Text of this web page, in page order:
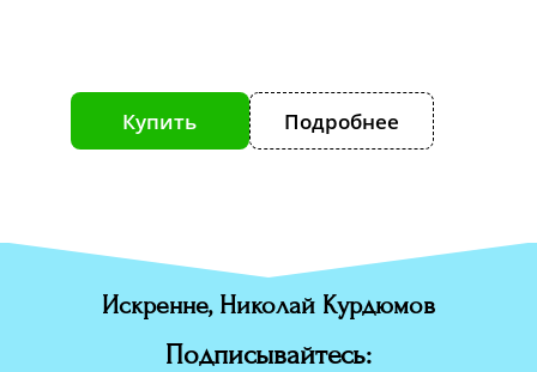
Купить Подробнее
Искренне, Николай Курдюмов
Подписывайтесь: